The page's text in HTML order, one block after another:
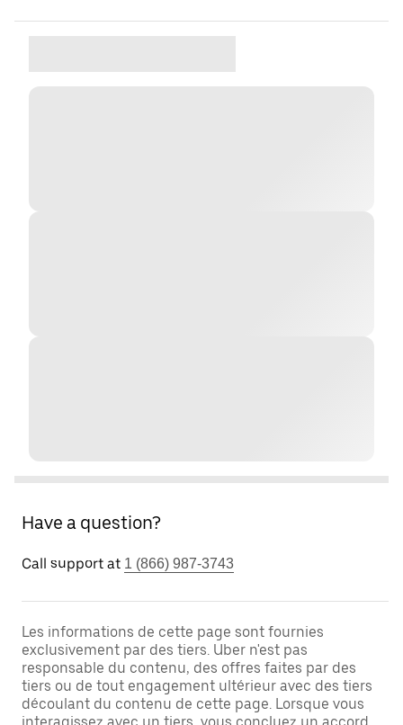
Have a question?
Call support at 1 (866) 987-3743
Les informations de cette page sont fournies
exclusivement par des tiers. Uber n'est pas
responsable du contenu, des offres faites par des
tiers ou de tout engagement ultérieur avec des tiers
découlant du contenu de cette page. Lorsque vous